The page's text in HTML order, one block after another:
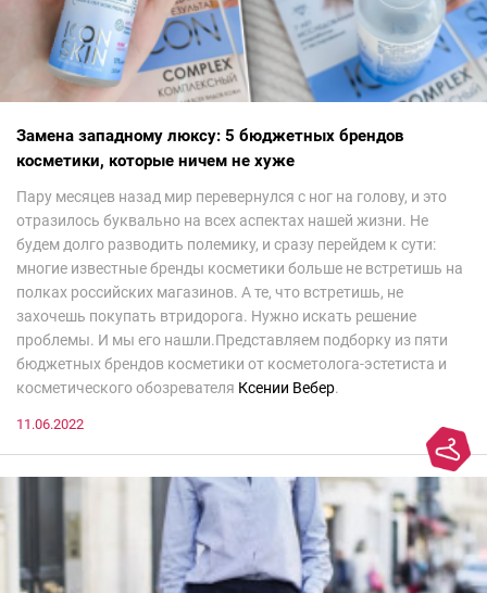
Замена западному люксу: 5 бюджетных брендов
косметики, которые ничем не хуже
Пару месяцев назад мир перевернулся с ног на голову, и это
отразилось буквально на всех аспектах нашей жизни. Не
будем долго разводить полемику, и сразу перейдем к сути:
многие известные бренды косметики больше не встретишь на
полках российских магазинов. А те, что встретишь, не
захочешь покупать втридорога. Нужно искать решение
проблемы. И мы его нашли.Представляем подборку из пяти
бюджетных брендов косметики от косметолога-эстетиста и
косметического обозревателя Ксении Вебер.
11.06.2022